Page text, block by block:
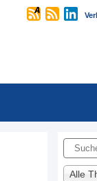
Suche
Alle